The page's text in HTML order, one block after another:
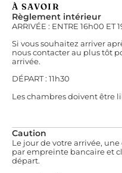
À SAVOIR
Règlement intérieur
ARRIVÉE : ENTRE 16h00 ET
Si vous souhaitez arriver
nous contacter au plus tôt
arrivée.
DÉPART : 11h30
Les chambres doivent être
Caution
Le jour de votre arrivée,
par empreinte bancaire et
départ.